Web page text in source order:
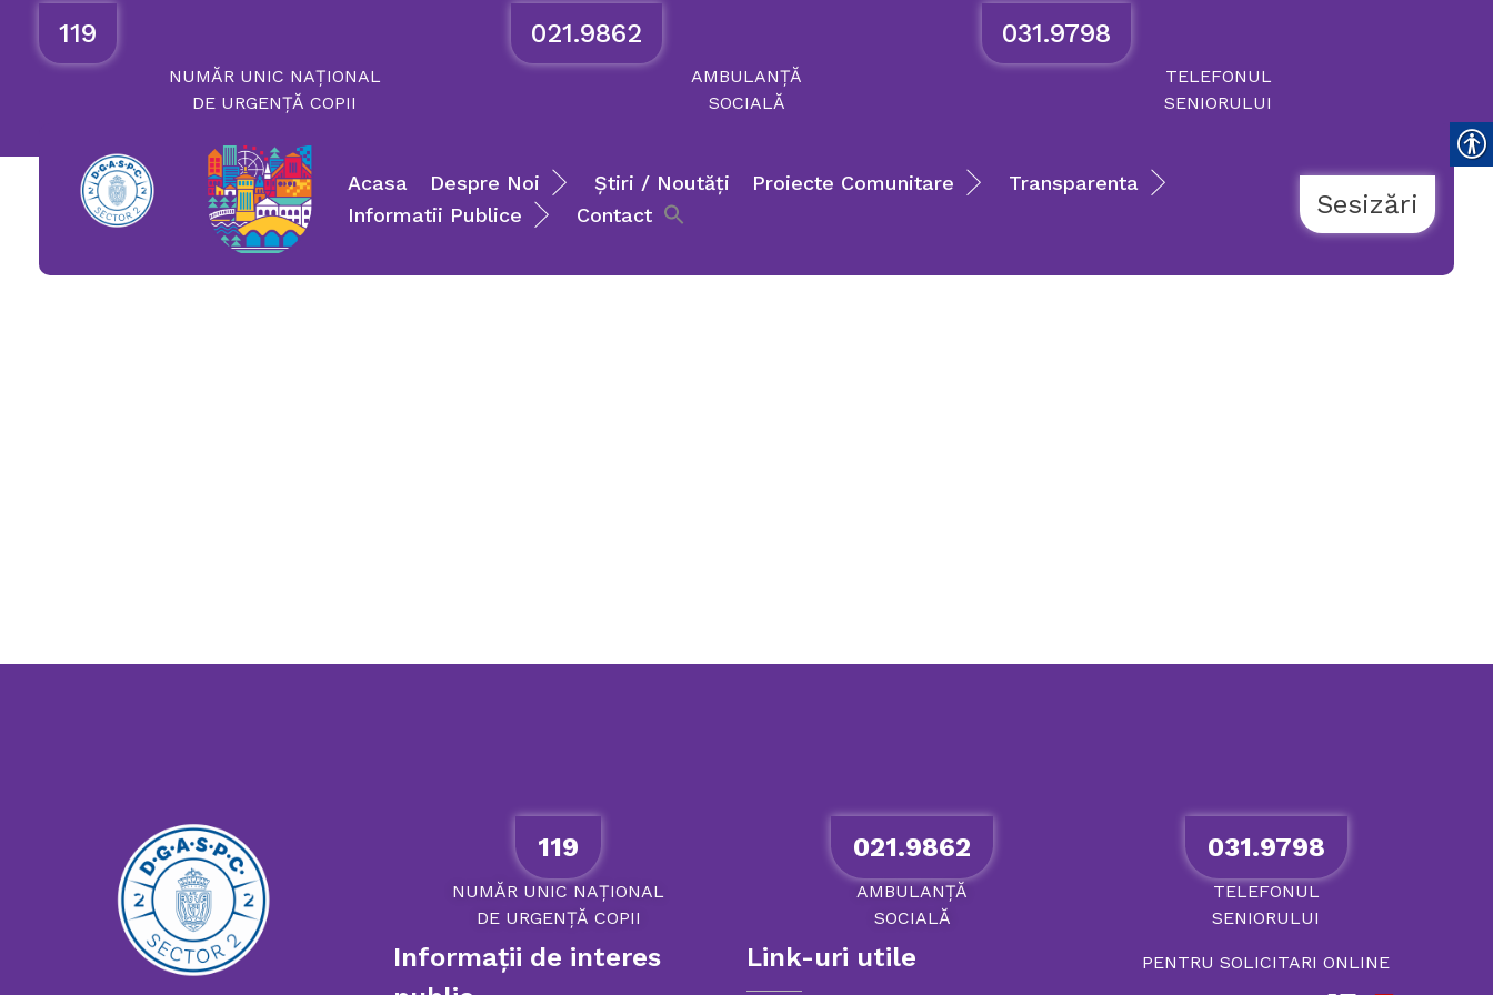
119
NUMĂRUNIC NAȚIONAL
DE URGENȚĂ COPII
021.9862
AMBULANȚĂ
SOCIALĂ
031.9798
TELEFONUL
SENIORULUI
Acasa Despre Noi Știri / Noutăți Proiecte Comunitare
Transparenta
Informatii Publice
Contact Sesizări
119
NUMĂR UNIC NAȚIONAL
DE URGENȚĂ COPII
Informații de interes
021.9862
AMBULANȚĂ
SOCIALĂ
Link-uri utile
031.9798
TELEFONUL
SENIORULUI
PENTRU SOLICITARI ONLINE